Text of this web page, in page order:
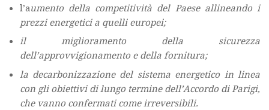
l’aumento della competitività del Paese allineando i
prezzi energetici a quelli europei;
il miglioramento della sicurezza
dell’approvvigionamento e della fornitura;
la decarbonizzazione del sistema energetico in linea
con gli obiettivi di lungo termine dell’Accordo di Parigi,
che vanno confermati come irreversibili.